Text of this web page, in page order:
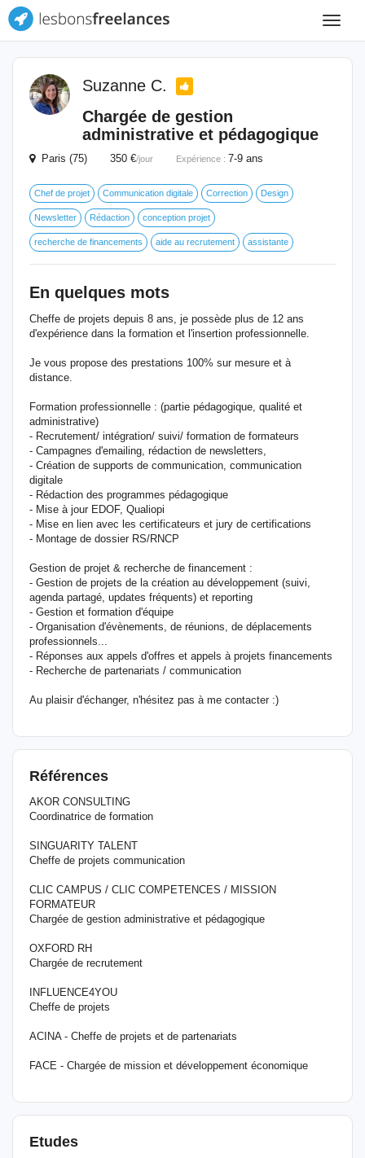
Toggle
Suzanne C.
Chargée de gestion
administrative et pédagogique
Paris (75) 350 €/jour Expérience : 7-9 ans
Chef de projet Communication digitale Correction Design
Newsletter Rédaction conception projet
recherche de financements aide au recrutement assistante
En quelques mots
Cheffe de projets depuis 8 ans, je possède plus de 12 ans
d'expérience dans la formation et l'insertion professionnelle.
Je vous propose des prestations 100% sur mesure et à
distance.
Formation professionnelle : (partie pédagogique, qualité et
administrative)
- Recrutement/ intégration/ suivi/ formation de formateurs
- Campagnes d'emailing, rédaction de newsletters,
- Création de supports de communication, communication
digitale
- Rédaction des programmes pédagogique
- Mise à jour EDOF, Qualiopi
- Mise en lien avec les certificateurs et jury de certifications
- Montage de dossier RS/RNCP
Gestion de projet & recherche de financement :
- Gestion de projets de la création au développement (suivi,
agenda partagé, updates fréquents) et reporting
- Gestion et formation d'équipe
- Organisation d'évènements, de réunions, de déplacements
professionnels...
- Réponses aux appels d'offres et appels à projets financements
- Recherche de partenariats / communication
Au plaisir d'échanger, n'hésitez pas à me contacter :)
Références
AKOR CONSULTING
Coordinatrice de formation
SINGUARITY TALENT
Cheffe de projets communication
CLIC CAMPUS / CLIC COMPETENCES / MISSION
FORMATEUR
Chargée de gestion administrative et pédagogique
OXFORD RH
Chargée de recrutement
INFLUENCE4YOU
Cheffe de projets
ACINA - Cheffe de projets et de partenariats
FACE - Chargée de mission et développement économique
Etudes